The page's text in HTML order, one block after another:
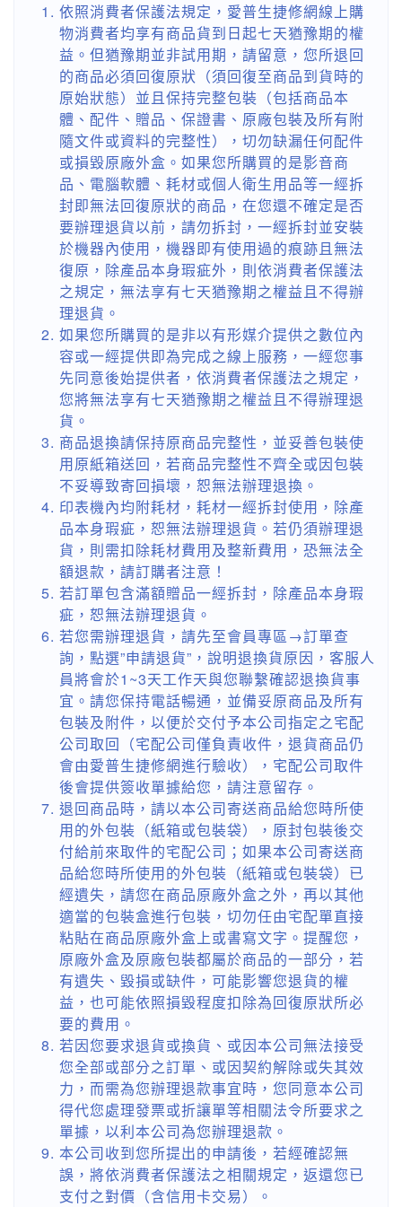
依照消費者保護法規定，愛普生捷修網線上購
物消費者均享有商品貨到日起七天猶豫期的權
益。但猶豫期並非試用期，請留意，您所退回
的商品必須回復原狀（須回復至商品到貨時的
原始狀態）並且保持完整包裝（包括商品本
體、配件、贈品、保證書、原廠包裝及所有附
隨文件或資料的完整性），切勿缺漏任何配件
或損毀原廠外盒。如果您所購買的是影音商
品、電腦軟體、耗材或個人衛生用品等一經拆
封即無法回復原狀的商品，在您還不確定是否
要辦理退貨以前，請勿拆封，一經拆封並安裝
於機器內使用，機器即有使用過的痕跡且無法
復原，除產品本身瑕疵外，則依消費者保護法
之規定，無法享有七天猶豫期之權益且不得辦
理退貨。
如果您所購買的是非以有形媒介提供之數位內
容或一經提供即為完成之線上服務，一經您事
先同意後始提供者，依消費者保護法之規定，
您將無法享有七天猶豫期之權益且不得辦理退
貨。
商品退換請保持原商品完整性，並妥善包裝使
用原紙箱送回，若商品完整性不齊全或因包裝
不妥導致寄回損壞，恕無法辦理退換。
印表機內均附耗材，耗材一經拆封使用，除產
品本身瑕疵，恕無法辦理退貨。若仍須辦理退
貨，則需扣除耗材費用及整新費用，恐無法全
額退款，請訂購者注意！
若訂單包含滿額贈品一經拆封，除產品本身瑕
疵，恕無法辦理退貨。
若您需辦理退貨，請先至會員專區→訂單查
詢，點選”申請退貨”，說明退換貨原因，客服人
員將會於1~3天工作天與您聯繫確認退換貨事
宜。請您保持電話暢通，並備妥原商品及所有
包裝及附件，以便於交付予本公司指定之宅配
公司取回（宅配公司僅負責收件，退貨商品仍
會由愛普生捷修網進行驗收），宅配公司取件
後會提供簽收單據給您，請注意留存。
退回商品時，請以本公司寄送商品給您時所使
用的外包裝（紙箱或包裝袋），原封包裝後交
付給前來取件的宅配公司；如果本公司寄送商
品給您時所使用的外包裝（紙箱或包裝袋）已
經遺失，請您在商品原廠外盒之外，再以其他
適當的包裝盒進行包裝，切勿任由宅配單直接
粘貼在商品原廠外盒上或書寫文字。提醒您，
原廠外盒及原廠包裝都屬於商品的一部分，若
有遺失、毀損或缺件，可能影響您退貨的權
益，也可能依照損毀程度扣除為回復原狀所必
要的費用。
若因您要求退貨或換貨、或因本公司無法接受
您全部或部分之訂單、或因契約解除或失其效
力，而需為您辦理退款事宜時，您同意本公司
得代您處理發票或折讓單等相關法令所要求之
單據，以利本公司為您辦理退款。
本公司收到您所提出的申請後，若經確認無
誤，將依消費者保護法之相關規定，返還您已
支付之對價（含信用卡交易）。